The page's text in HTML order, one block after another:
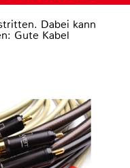
Dabei kann
Gute Kabel